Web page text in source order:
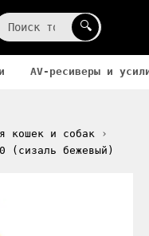
🔍
AV-ресиверы и
кошек и собак
(сизаль бежевый)